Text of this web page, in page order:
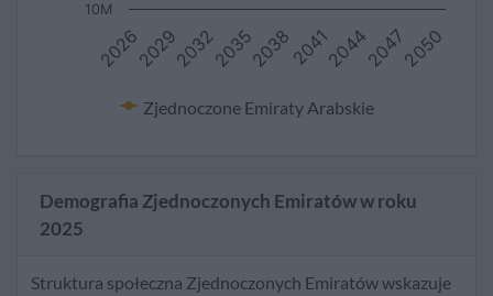
Zjednoczone Emiraty Arabskie
2026 2032 2038 2044 2050
2029 2035 2041 2047
10M
Demografia Zjednoczonych Emiratów w roku
2025
Struktura społeczna Zjednoczonych Emiratów wskazuje